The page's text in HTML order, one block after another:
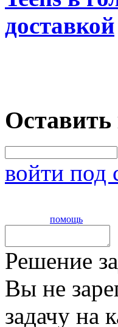
доставкой
войти под
помощь
Решение
Вы не
задачу на